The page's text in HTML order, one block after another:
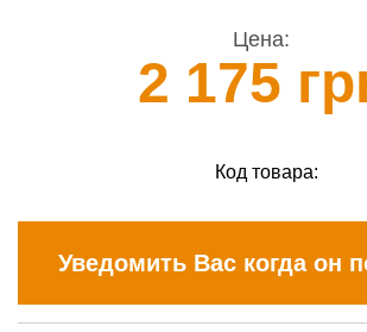
Цена:
2 175
Код товара:
Уведомить Вас когда он